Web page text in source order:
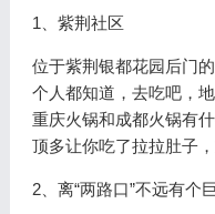
1、紫荆社区
位于紫荆银都花园后门
个人都知道，去吃吧，
重庆火锅和成都火锅有
顶多让你吃了拉拉肚子
2、离“两路口”不远有